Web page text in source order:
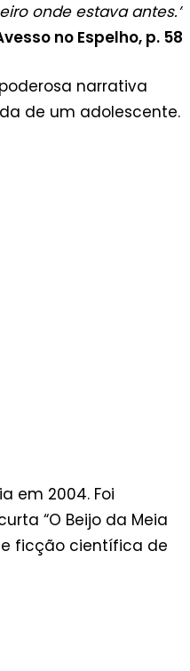
onde estava antes.”
no Espelho, p. 58
narrativa
de um adolescente.
em 2004. Foi
“O Beijo da Meia
e ficção científica de